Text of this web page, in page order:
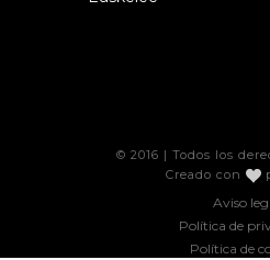
© 2016 | Todos los
Creado con
Aviso
Política de
Política de